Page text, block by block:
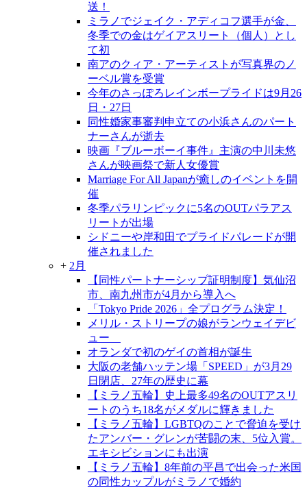
送！
ミラノでジェイク・アディコフ選手が金、
冬季での金はゲイアスリート（個人）とし
て初
南アのクィア・アーティストが写真界のノ
ーベル賞を受賞
今年のさっぽろレインボープライドは9月26
日・27日
同性婚家事審判申立ての小浜さんのパート
ナーさんが逝去
映画『ブルーボーイ事件』主演の中川未悠
さんが映画祭で新人女優賞
Marriage For All Japanが癒しのイベントを開
催
冬季パラリンピックに5名のOUTパラアス
リートが出場
シドニーや岸和田でプライドパレードが開
催されました
+ 2月
【同性パートナーシップ証明制度】気仙沼
市、南九州市が4月から導入へ
「Tokyo Pride 2026」全プログラム決定！
メリル・ストリープの娘がランウェイデビ
ュー
オランダで初のゲイの首相が誕生
大阪の老舗ハッテン場「SPEED」が3月29
日閉店、27年の歴史に幕
【ミラノ五輪】史上最多49名のOUTアスリ
ートのうち18名がメダルに輝きました
【ミラノ五輪】LGBTQのことで脅迫を受け
たアンバー・グレンが苦闘の末、5位入賞。
エキシビションにも出演
【ミラノ五輪】8年前の平昌で出会った米国
の同性カップルがミラノで婚約